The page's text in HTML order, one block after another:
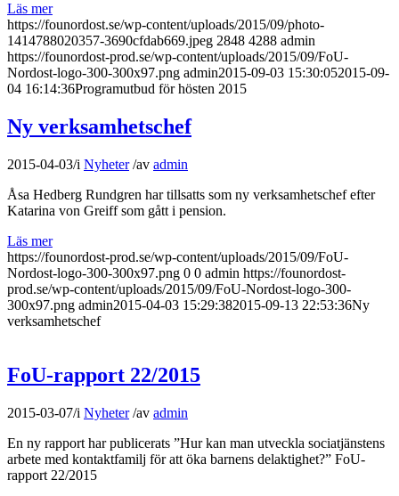
Läs mer
https://founordost.se/wp-content/uploads/2015/09/photo-
1414788020357-3690cfdab669.jpeg 2848 4288 admin
https://founordost-prod.se/wp-content/uploads/2015/09/FoU-
Nordost-logo-300-300x97.png admin2015-09-03 15:30:052015-09-
04 16:14:36Programutbud för hösten 2015
Ny verksamhetschef
2015-04-03/i Nyheter /av admin
Åsa Hedberg Rundgren har tillsatts som ny verksamhetschef efter
Katarina von Greiff som gått i pension.
Läs mer
https://founordost-prod.se/wp-content/uploads/2015/09/FoU-
Nordost-logo-300-300x97.png 0 0 admin https://founordost-
prod.se/wp-content/uploads/2015/09/FoU-Nordost-logo-300-
300x97.png admin2015-04-03 15:29:382015-09-13 22:53:36Ny
verksamhetschef
FoU-rapport 22/2015
2015-03-07/i Nyheter /av admin
En ny rapport har publicerats ”Hur kan man utveckla sociatjänstens
arbete med kontaktfamilj för att öka barnens delaktighet?” FoU-
rapport 22/2015